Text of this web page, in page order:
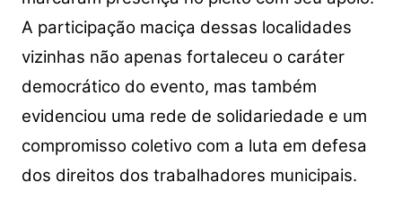
A participação maciça dessas localidades
vizinhas não apenas fortaleceu o caráter
democrático do evento, mas também
evidenciou uma rede de solidariedade e um
compromisso coletivo com a luta em defesa
dos direitos dos trabalhadores municipais.